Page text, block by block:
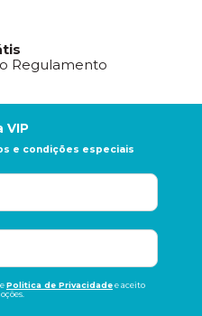
Regulamento
VIP
e condições especiais
ePolitica de Privacidadee aceito